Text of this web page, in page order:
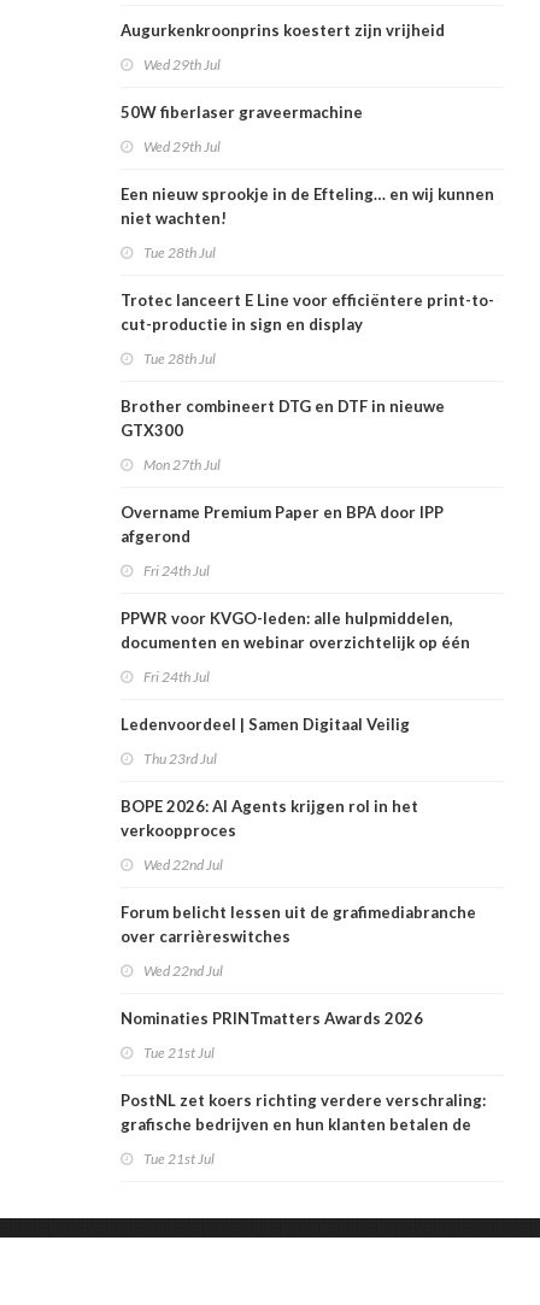
Augurkenkroonprins koestert zijn vrijheid
Wed 29th Jul
50W fiberlaser graveermachine
Wed 29th Jul
Een nieuw sprookje in de Efteling… en wij kunnen
niet wachten!
Tue 28th Jul
Trotec lanceert E Line voor efficiëntere print-to-
cut-productie in sign en display
Tue 28th Jul
Brother combineert DTG en DTF in nieuwe
GTX300
Mon 27th Jul
Overname Premium Paper en BPA door IPP
afgerond
Fri 24th Jul
PPWR voor KVGO-leden: alle hulpmiddelen,
documenten en webinar overzichtelijk op één
Fri 24th Jul
Ledenvoordeel | Samen Digitaal Veilig
Thu 23rd Jul
BOPE 2026: AI Agents krijgen rol in het
verkoopproces
Wed 22nd Jul
Forum belicht lessen uit de grafimediabranche
over carrièreswitches
Wed 22nd Jul
Nominaties PRINTmatters Awards 2026
Tue 21st Jul
PostNL zet koers richting verdere verschraling:
grafische bedrijven en hun klanten betalen de
Tue 21st Jul